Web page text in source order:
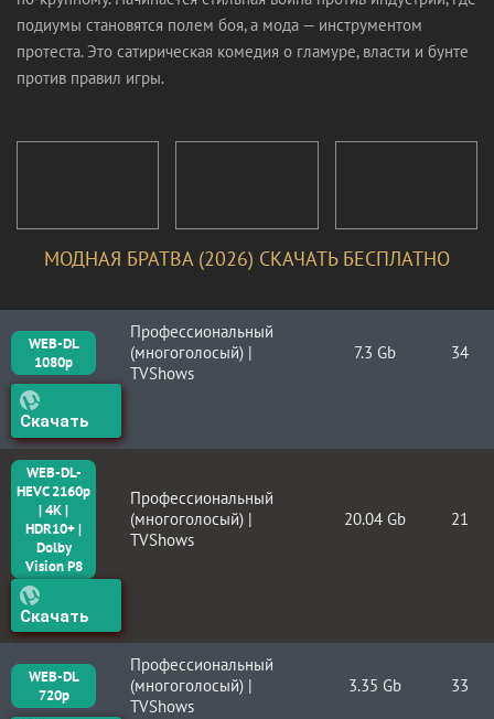
подиумы становятся полем боя, а мода — инструментом
протеста. Это сатирическая комедия о гламуре, власти и бунте
против правил игры.
МОДНАЯ БРАТВА (2026) СКАЧАТЬ БЕСПЛАТНО
WEB-DL
1080p
Профессиональный
(многоголосый) |
TVShows
7.3 Gb 34
Скачать
WEB-DL-
HEVC 2160p
| 4K |
HDR10+ |
Dolby
Vision P8
Профессиональный
(многоголосый) |
TVShows
20.04 Gb 21
Скачать
WEB-DL
720p
Профессиональный
(многоголосый) |
TVShows
3.35 Gb 33